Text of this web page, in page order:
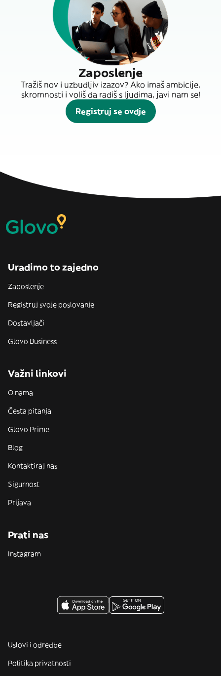
Zaposlenje
Tražiš nov i uzbudljiv izazov? Ako imaš ambicije,
skromnosti i voliš da radiš s ljudima, javi nam se!
Registruj se ovdje
Uradimo to zajedno
Zaposlenje
Registruj svoje poslovanje
Dostavljači
Glovo Business
Važni linkovi
O nama
Česta pitanja
Glovo Prime
Blog
Kontaktiraj nas
Sigurnost
Prijava
Prati nas
Instagram
Uslovi i odredbe
Politika privatnosti